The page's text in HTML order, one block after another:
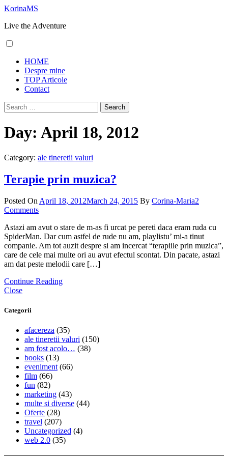
Skip
content
KorinaMS
Live the Adventure
Menu
HOME
Despre mine
TOP Articole
Contact
Search
for:
Day: April 18, 2012
Category: ale tineretii valuri
Terapie prin muzica?
Posted On April 18, 2012March 24, 2015 By Corina-Maria2
Comments
Astazi am avut o stare de m-as fi urcat pe pereti daca eram ruda cu
SpiderMan. Dar cum astfel de rude nu am, playlistu’ mi-a tinut
companie. Am tot auzit despre si am incercat “terapiile prin muzica”,
care de cele mai multe ori au avut efectul scontat. Din pacate, astazi
am dat peste melodii care […]
Continue Reading
Close
Categorii
afacereza (35)
ale tineretii valuri (150)
am fost acolo… (38)
books (13)
eveniment (66)
film (66)
fun (82)
marketing (43)
multe si diverse (44)
Oferte (28)
travel (207)
Uncategorized (4)
web 2.0 (35)